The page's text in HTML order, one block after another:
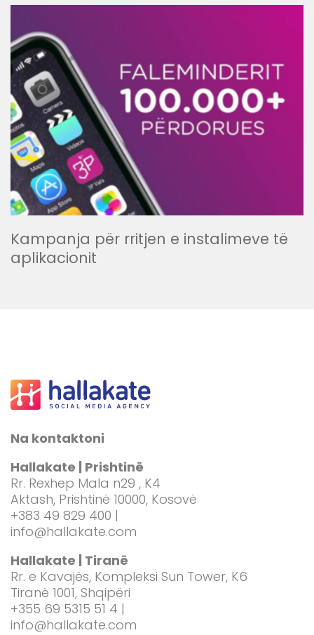
Kampanja për rritjen e instalimeve të
aplikacionit
Na kontaktoni
Hallakate | Prishtinë
Rr. Rexhep Mala n29 , K4
Aktash, Prishtinë 10000, Kosovë
+383 49 829 400 |
info@hallakate.com
Hallakate | Tiranë
Rr. e Kavajës, Kompleksi Sun Tower, K6
Tiranë 1001, Shqipëri
+355 69 5315 51 4 |
info@hallakate.com